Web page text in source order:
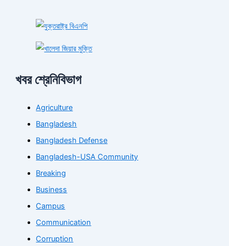
খবর শ্রেনিবিভাগ
Agriculture
Bangladesh
Bangladesh Defense
Bangladesh-USA Community
Breaking
Business
Campus
Communication
Corruption